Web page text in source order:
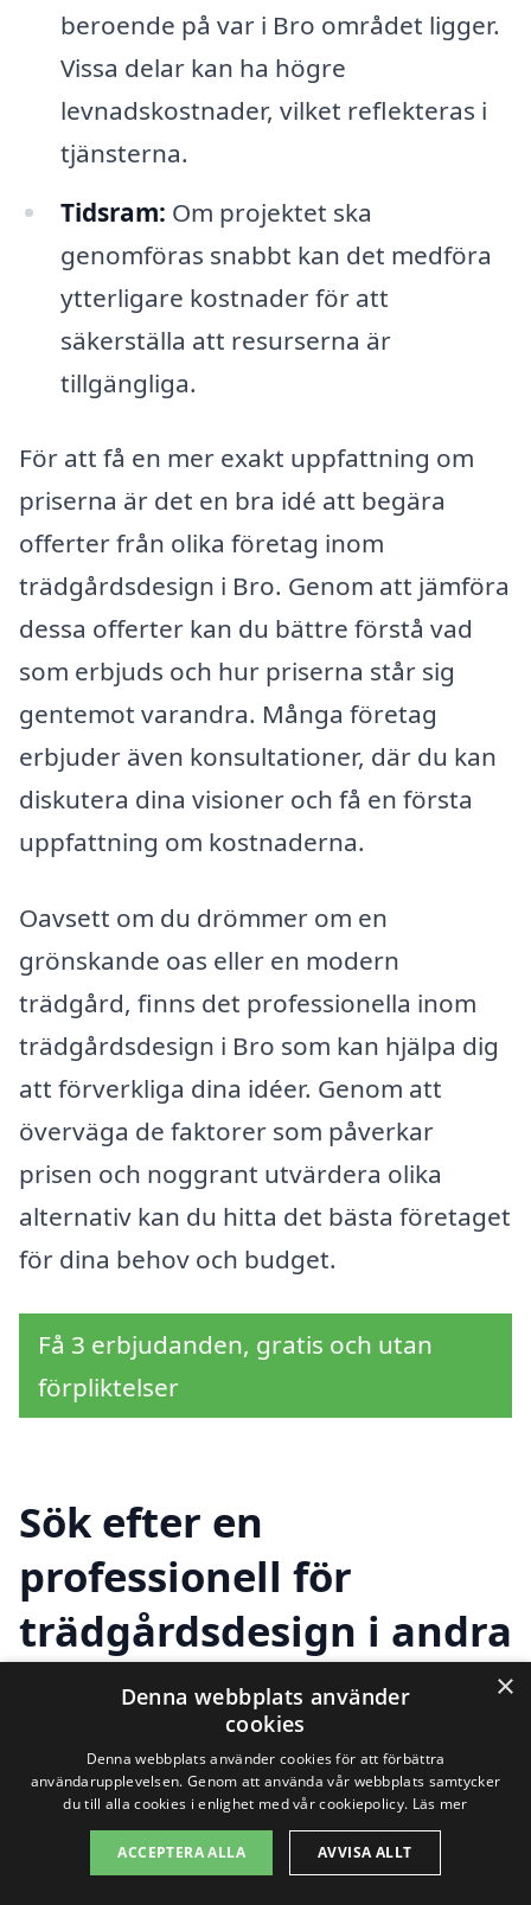
beroende på var i Bro området ligger.
Vissa delar kan ha högre
levnadskostnader, vilket reflekteras i
tjänsterna.
Tidsram: Om projektet ska
genomföras snabbt kan det medföra
ytterligare kostnader för att
säkerställa att resurserna är
tillgängliga.
För att få en mer exakt uppfattning om
priserna är det en bra idé att begära
offerter från olika företag inom
trädgårdsdesign i Bro. Genom att jämföra
dessa offerter kan du bättre förstå vad
som erbjuds och hur priserna står sig
gentemot varandra. Många företag
erbjuder även konsultationer, där du kan
diskutera dina visioner och få en första
uppfattning om kostnaderna.
Oavsett om du drömmer om en
grönskande oas eller en modern
trädgård, finns det professionella inom
trädgårdsdesign i Bro som kan hjälpa dig
att förverkliga dina idéer. Genom att
överväga de faktorer som påverkar
prisen och noggrant utvärdera olika
alternativ kan du hitta det bästa företaget
för dina behov och budget.
Få 3 erbjudanden, gratis och utan
förpliktelser
Sök efter en
professionell för
trädgårdsdesign i andra
städer nära Bro
Att hitta hjälp förträdgårdsdesign i Bro
kan vara en utmaning, men det finns
många alternativ i närliggande städer.
×
Denna webbplats använder
cookies
Denna webbplats använder cookies för att förbättra
användarupplevelsen. Genom att använda vår webbplats samtycker
du till alla cookies i enlighet med vår cookiepolicy. Läs mer
ACCEPTERA ALLA AVVISA ALLT